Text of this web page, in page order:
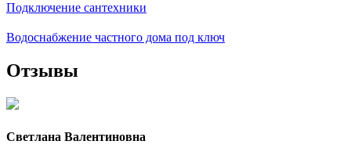
Подключение сантехники
Водоснабжение частного дома под ключ
Отзывы
Светлана Валентиновна